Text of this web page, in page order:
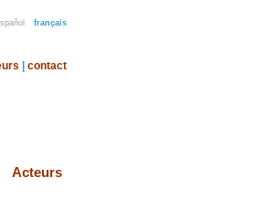
français
contact
Acteurs